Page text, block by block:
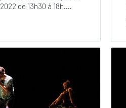
de 13h30 à 18h....